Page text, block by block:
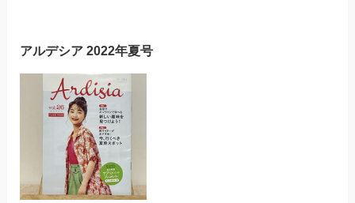
アルデシア 2022年夏号